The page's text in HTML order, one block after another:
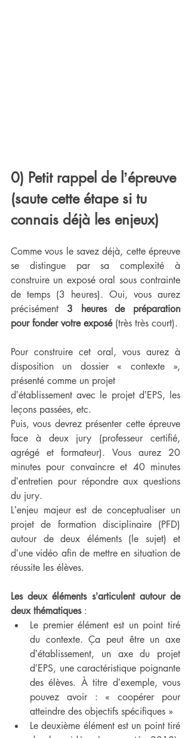
0) Petit rappel de lʼépreuve
(saute cette étape si tu
connais déjà les enjeux)
Comme vous le savez déjà, cette épreuve
se distingue par sa complexité à
construire un exposé oral sous contrainte
de temps (3 heures). Oui, vous aurez
précisément 3 heures de préparation
pour fonder votre exposé (très très court).
Pour construire cet oral, vous aurez à
disposition un dossier « contexte »,
présenté comme un projet
dʼétablissement avec le projet dʼEPS, les
leçons passées, etc.
Puis, vous devrez présenter cette épreuve
face à deux jury (professeur certifié,
agrégé et formateur). Vous aurez 20
minutes pour convaincre et 40 minutes
dʼentretien pour répondre aux questions
du jury.
Lʼenjeu majeur est de conceptualiser un
projet de formation disciplinaire (PFD)
autour de deux éléments (le sujet) et
dʼune vidéo afin de mettre en situation de
réussite les élèves.
Les deux éléments sʼarticulent autour de
deux thématiques :
Le premier élément est un point tiré
du contexte. Ça peut être un axe
dʼétablissement, un axe du projet
dʼEPS, une caractéristique poignante
des élèves. À titre dʼexemple, vous
pouvez avoir : « coopérer pour
atteindre des objectifs spécifiques »
Le deuxième élément est un point tiré